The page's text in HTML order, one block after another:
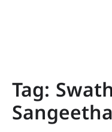
Tag: